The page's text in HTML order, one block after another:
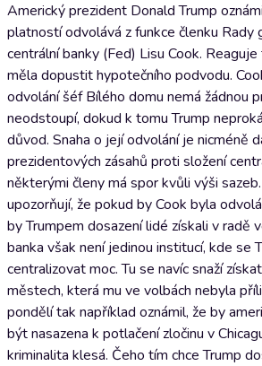
Americký prezident Donald Trump
platností odvolává z funkce členku Rady
centrální banky (Fed) Lisu Cook.
měla dopustit hypotečního podvodu.
odvolání šéf Bílého domu nemá žádnou
neodstoupí, dokud k tomu Trump
důvod. Snaha o její odvolání je nicméně
prezidentových zásahů proti složení
některými členy má spor kvůli výši
upozorňují, že pokud by Cook byla
by Trumpem dosazení lidé získali v radě
banka však není jedinou institucí, kde se
centralizovat moc. Tu se navíc snaží
městech, která mu ve volbách nebyla
pondělí tak například oznámil, že by
být nasazena k potlačení zločinu v
kriminalita klesá. Čeho tím chce Trump